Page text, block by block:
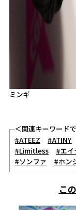
ミンギ
＜関連キーワード
#ATEEZ
#ATINY
#Limitless
#エイ
#ソンファ
#ホン
こ